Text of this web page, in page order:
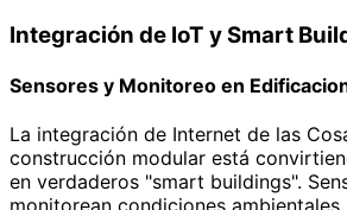
Integración de IoT y Smart
Sensores y Monitoreo en
La integración de Internet de las
construcción modular está
en verdaderos "smart buildings".